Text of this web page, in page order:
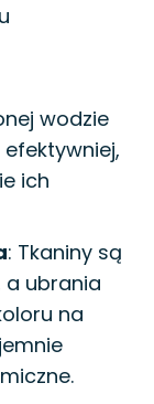
wodzie
ich
: Tkaniny są
a ubrania
na